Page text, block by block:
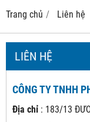
Trang chủ Liên hệ
LIÊN HỆ
CÔNG TY TNHH
Địa chỉ : 183/13